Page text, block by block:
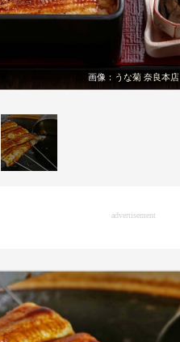
画像： うな菊 奈良本店
advertisement